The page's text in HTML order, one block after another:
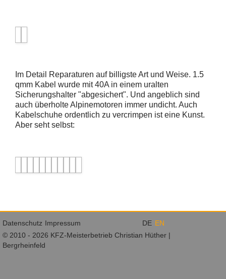
Im Detail Reparaturen auf billigste Art und Weise. 1.5
qmm Kabel wurde mit 40A in einem uralten
Sicherungshalter "abgesichert". Und angeblich sind
auch überholte Alpinemotoren immer undicht. Auch
Kabelschuhe ordentlich zu vercrimpen ist eine Kunst.
Aber seht selbst:
Navigation
Datenschutz Impressum
© 2010 - 2026 KFZ-Meisterbetrieb Christian Hüther |
Bergrheinfeld
DE EN